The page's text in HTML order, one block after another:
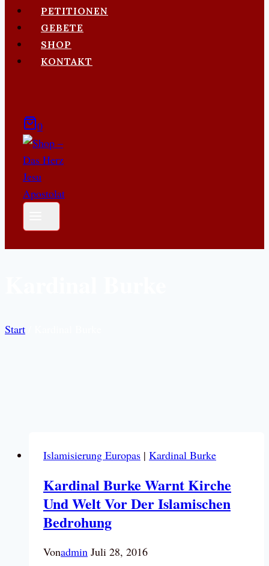
PETITIONEN
GEBETE
SHOP
KONTAKT
0
Start
Islamisierung Europas | Kardinal Burke
Kardinal Burke Warnt Kirche
Und Welt Vor Der Islamischen
Bedrohung
Vonadmin Juli 28, 2016